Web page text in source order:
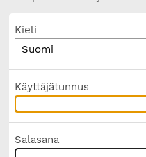
Kieli
Käyttäjätunnus
Salasana